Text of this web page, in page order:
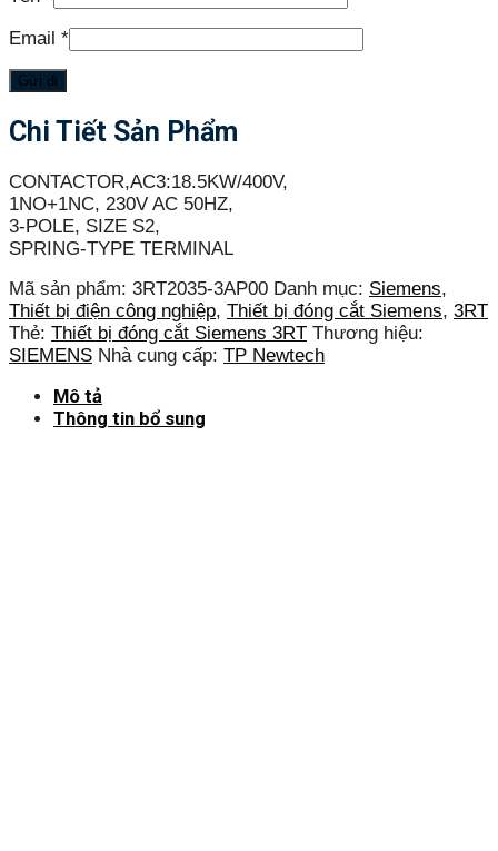
Email *
Chi Tiết Sản Phẩm
CONTACTOR,AC3:18.5KW/400V,
1NO+1NC, 230V AC 50HZ,
3-POLE, SIZE S2,
SPRING-TYPE TERMINAL
Mã sản phẩm: 3RT2035-3AP00 Danh mục: Siemens,
Thiết bị điện công nghiệp, Thiết bị đóng cắt Siemens, 3RT
Thẻ: Thiết bị đóng cắt Siemens 3RT Thương hiệu:
SIEMENS Nhà cung cấp: TP Newtech
Mô tả
Thông tin bổ sung